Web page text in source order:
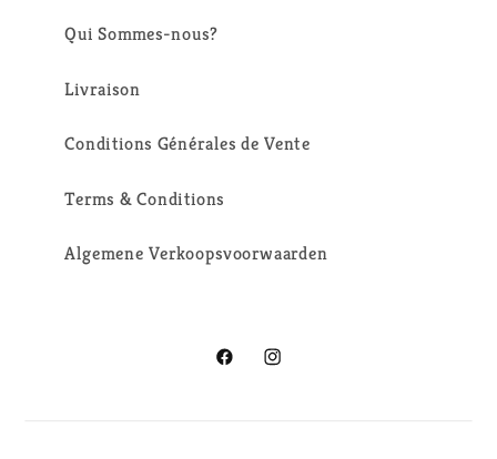
Qui Sommes-nous?
Livraison
Conditions Générales de Vente
Terms & Conditions
Algemene Verkoopsvoorwaarden
FacebookInstagram